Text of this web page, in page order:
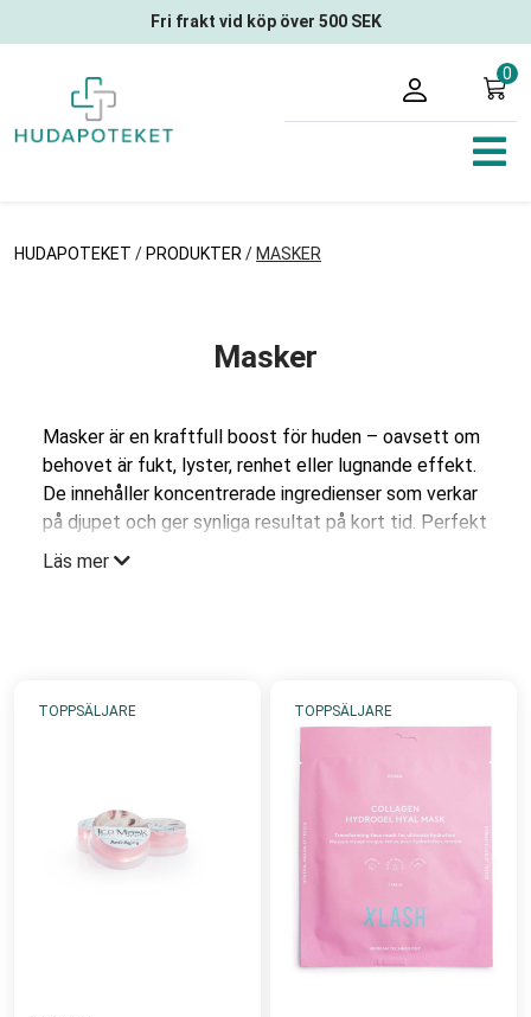
Fri frakt vid köp över 500 SEK
0
HUDAPOTEKET / PRODUKTER / MASKER
Masker
Masker är en kraftfull boost för huden – oavsett om
behovet är fukt, lyster, renhet eller lugnande effekt.
De innehåller koncentrerade ingredienser som verkar
på djupet och ger synliga resultat på kort tid. Perfekt
som komplement till din dagliga rutin när du vill ta
näring och revitaliserar över natten samt de mer
klassiska maskerna som anpassas efter hudtyp,
hudkvalitet och indikation. Dessa sköljs vanligtvis av
efter full verkningstid,15-30 minuter.
Rätt strategi är att förstärka den dagliga
hudvårdsrutinen med Mask som mer aktiv
hemvårdsbehandling om ditt mål är att ge maximal
Läs mer
TOPPSÄLJARE TOPPSÄLJARE